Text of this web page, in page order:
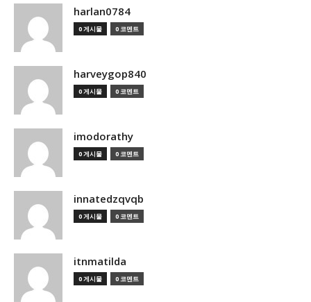
harlan0784
0 게시물 0 코멘트
harveygop840
0 게시물 0 코멘트
imodorathy
0 게시물 0 코멘트
innatedzqvqb
0 게시물 0 코멘트
itnmatilda
0 게시물 0 코멘트